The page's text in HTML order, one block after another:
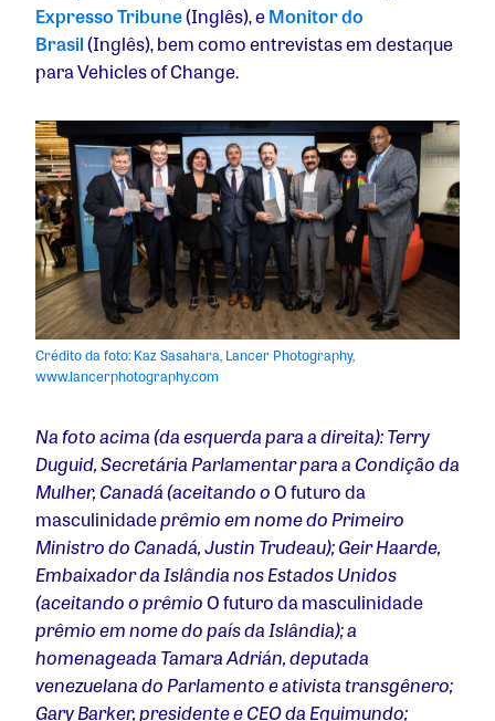
Expresso Tribune(Inglês), eMonitor do
Brasil(Inglês), bem como entrevistas em destaque
para Vehicles of Change.
Crédito da foto: Kaz Sasahara, Lancer Photography,
www.lancerphotography.com
Na foto acima (da esquerda para a direita): Terry
Duguid, Secretária Parlamentar para a Condição da
Mulher, Canadá (aceitando oO futuro da
masculinidadeprêmio em nome do Primeiro
Ministro do Canadá, Justin Trudeau); Geir Haarde,
Embaixador da Islândia nos Estados Unidos
(aceitando o prêmioO futuro da masculinidade
prêmio em nome do país da Islândia); a
homenageada Tamara Adrián, deputada
venezuelana do Parlamento e ativista transgênero;
Gary Barker, presidente e CEO da Equimundo;